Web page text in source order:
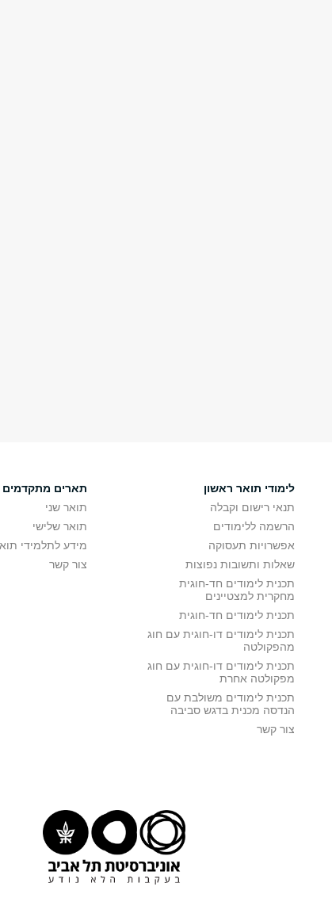
לימודי תואר ראשון
תנאי רישום וקבלה
הרשמה ללימודים
אפשרויות תעסוקה
שאלות ותשובות נפוצות
תכנית לימודים חד-חוגית
מחקרית למצטיינים
תכנית לימודים חד-חוגית
תכנית לימודים דו-חוגית עם חוג
מהפקולטה
תכנית לימודים דו-חוגית עם חוג
מפקולטה אחרת
תכנית לימודים משולבת עם
הנדסה מכנית בדגש סביבה
צור קשר
תארים מתקדמים
תואר שני
תואר שלישי
מידע לתלמידי
צור קשר